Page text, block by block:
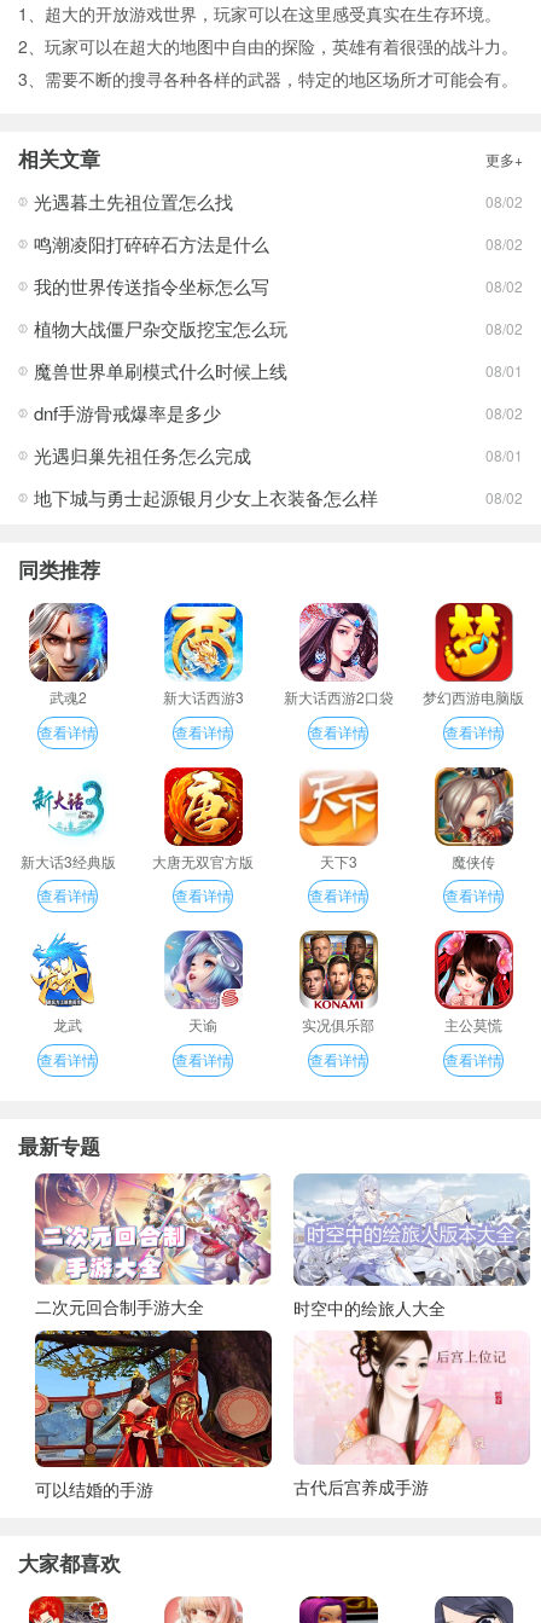
1、超大的开放游戏世界，玩家可以在这里感受真实在生存环境。
2、玩家可以在超大的地图中自由的探险，英雄有着很强的战斗力。
3、需要不断的搜寻各种各样的武器，特定的地区场所才可能会有。
相关文章 更多+
光遇暮土先祖位置怎么找 08/02
鸣潮凌阳打碎碎石方法是什么 08/02
我的世界传送指令坐标怎么写 08/02
植物大战僵尸杂交版挖宝怎么玩 08/02
魔兽世界单刷模式什么时候上线 08/01
dnf手游骨戒爆率是多少 08/02
光遇归巢先祖任务怎么完成 08/01
地下城与勇士起源银月少女上衣装备怎么样 08/02
同类推荐
武魂2
查看详情
新大话西游3
查看详情
新大话西游2口袋
版
查看详情
梦幻西游电脑版
查看详情
新大话3经典版
查看详情
大唐无双官方版
查看详情
天下3
查看详情
魔侠传
查看详情
龙武
查看详情
天谕
查看详情
实况俱乐部
查看详情
主公莫慌
查看详情
最新专题
二次元回合制手游大全 时空中的绘旅人大全
可以结婚的手游 古代后宫养成手游
大家都喜欢